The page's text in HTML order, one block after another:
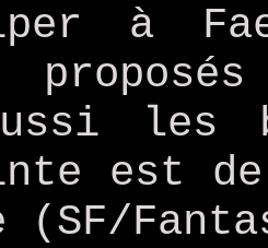
à
les
est
(SF/